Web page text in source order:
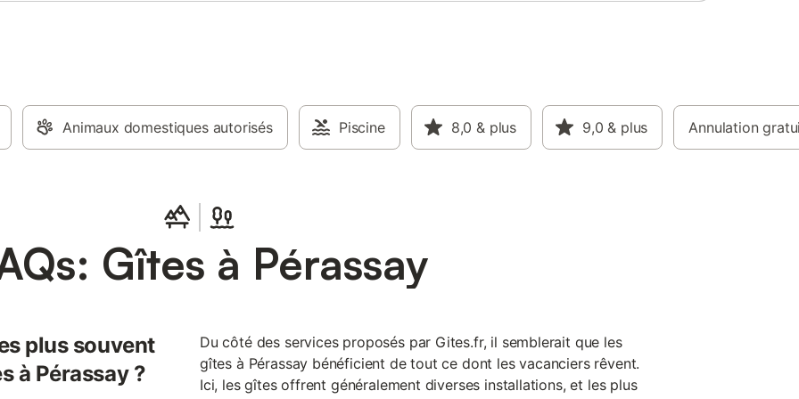
vous amène à Sainte-
Indre, une autre petite ville de
pour Jacques Tati 1947
Animaux domestiques autorisés Piscine 8,0 & plus 9,0 & plus Annulation
Gîtes à Pérassay
plus souvent
à Pérassay ?
Du côté des services proposés par Gites.fr, il semblerait que les
gîtes à Pérassay bénéficient de tout ce dont les vacanciers rêvent.
Ici, les gîtes offrent généralement diverses installations, et les plus